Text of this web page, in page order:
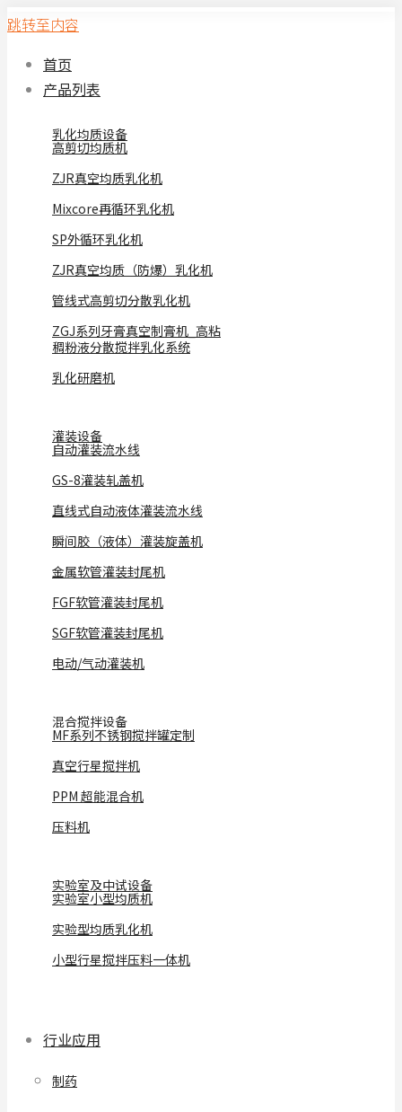
跳转至内容
首页
产品列表
乳化均质设备
高剪切均质机
ZJR真空均质乳化机
Mixcore再循环乳化机
SP外循环乳化机
ZJR真空均质（防爆）乳化机
管线式高剪切分散乳化机
ZGJ系列牙膏真空制膏机_高粘
稠粉液分散搅拌乳化系统
乳化研磨机
灌装设备
自动灌装流水线
GS-8灌装轧盖机
直线式自动液体灌装流水线
瞬间胶（液体）灌装旋盖机
金属软管灌装封尾机
FGF软管灌装封尾机
SGF软管灌装封尾机
电动/气动灌装机
混合搅拌设备
MF系列不锈钢搅拌罐定制
真空行星搅拌机
PPM 超能混合机
压料机
实验室及中试设备
实验室小型均质机
实验型均质乳化机
小型行星搅拌压料一体机
行业应用
制药